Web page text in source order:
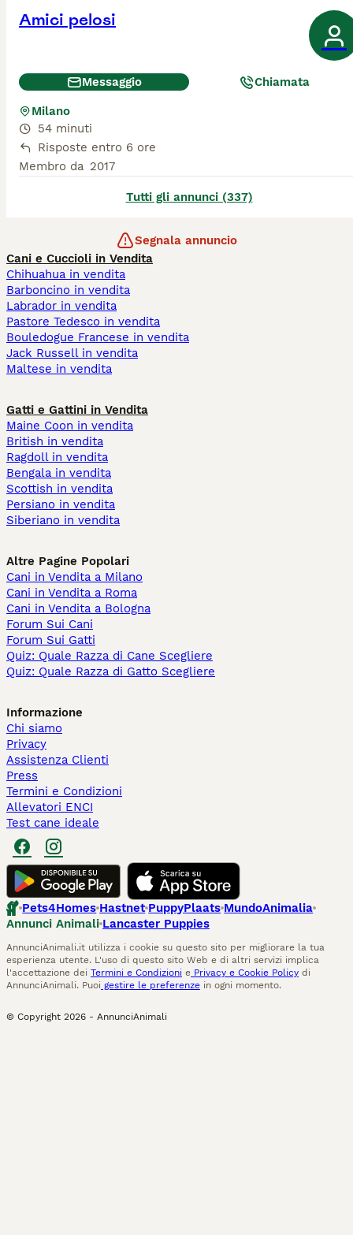
Amici pelosi
Messaggio Chiamata
Milano
54 minuti
Risposte entro 6 ore
Membro da 2017
Tutti gli annunci (337)
Segnala annuncio
Cani e Cuccioli in Vendita
Chihuahua in vendita
Barboncino in vendita
Labrador in vendita
Pastore Tedesco in vendita
Bouledogue Francese in vendita
Jack Russell in vendita
Maltese in vendita
Gatti e Gattini in Vendita
Maine Coon in vendita
British in vendita
Ragdoll in vendita
Bengala in vendita
Scottish in vendita
Persiano in vendita
Siberiano in vendita
Altre Pagine Popolari
Cani in Vendita a Milano
Cani in Vendita a Roma
Cani in Vendita a Bologna
Forum Sui Cani
Forum Sui Gatti
Quiz: Quale Razza di Cane Scegliere
Quiz: Quale Razza di Gatto Scegliere
Informazione
Chi siamo
Privacy
Assistenza Clienti
Press
Termini e Condizioni
Allevatori ENCI
Test cane ideale
Pets4Homes Hastnet PuppyPlaats MundoAnimalia
Annunci Animali Lancaster Puppies
AnnunciAnimali.it utilizza i cookie su questo sito per migliorare la tua
esperienza utente. L'uso di questo sito Web e di altri servizi implica
l'accettazione dei Termini e Condizioni e Privacy e Cookie Policy di
AnnunciAnimali. Puoi gestire le preferenze in ogni momento.
© Copyright 2026 - AnnunciAnimali